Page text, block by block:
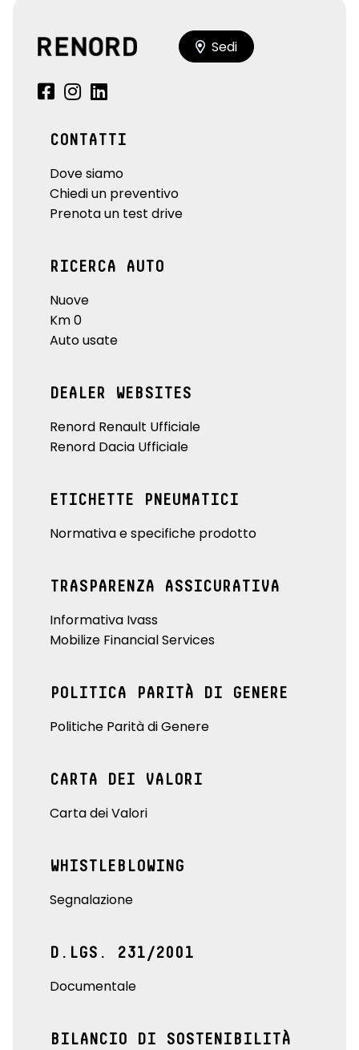
Sedi
CONTATTI
Dove siamo
Chiedi un preventivo
Prenota un test drive
RICERCA AUTO
Nuove
Km 0
Auto usate
DEALER WEBSITES
Renord Renault Ufficiale
Renord Dacia Ufficiale
ETICHETTE PNEUMATICI
Normativa e specifiche prodotto
TRASPARENZA ASSICURATIVA
Informativa Ivass
Mobilize Financial Services
POLITICA PARITÀ DI GENERE
Politiche Parità di Genere
CARTA DEI VALORI
Carta dei Valori
WHISTLEBLOWING
Segnalazione
D.LGS. 231/2001
Documentale
BILANCIO DI SOSTENIBILITÀ